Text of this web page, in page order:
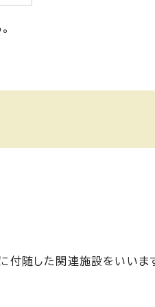
付随した関連施設をいいま